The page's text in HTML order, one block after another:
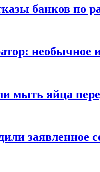
банков по
необычное
мыть яйца
заявленное